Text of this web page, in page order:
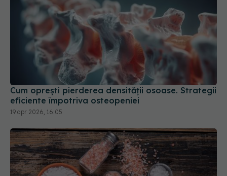
Cum oprești pierderea densității osoase. Strategii
eficiente împotriva osteopeniei
19 apr 2026, 16:05